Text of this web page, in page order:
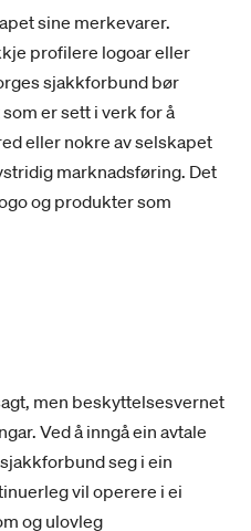
sine merkevarer.
profilere logoar eller
sjakkforbund bør
er sett i verk for å
eller nokre av selskapet
marknadsføring. Det
og produkter som
men beskyttelsesvernet
Ved å inngå ein avtale
seg i ein
vil operere i ei
og ulovleg